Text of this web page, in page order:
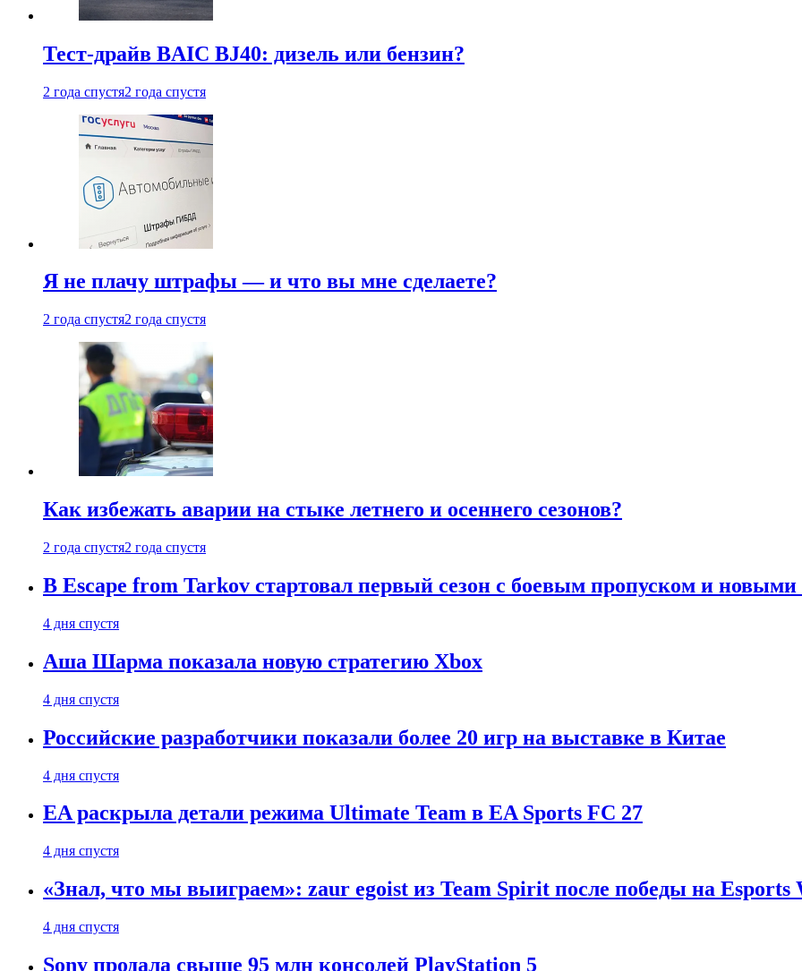
Тест-драйв BAIC BJ40: дизель или бензин?
2 года спустя2 года спустя
Я не плачу штрафы — и что вы мне сделаете?
2 года спустя2 года спустя
Как избежать аварии на стыке летнего и осеннего сезонов?
2 года спустя2 года спустя
В Escape from Tarkov стартовал первый сезон с боевым пропуском и
4 дня спустя
Аша Шарма показала новую стратегию Xbox
4 дня спустя
Российские разработчики показали более 20 игр на выставке в Китае
4 дня спустя
EA раскрыла детали режима Ultimate Team в EA Sports FC 27
4 дня спустя
«Знал, что мы выиграем»: zaur egoist из Team Spirit после победы на Esports
4 дня спустя
Sony продала свыше 95 млн консолей PlayStation 5